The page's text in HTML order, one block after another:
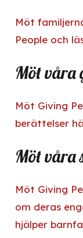
Möt
People och
Möt våra
Möt Giving
berättelser
Möt våra
Möt Giving
om deras
hjälper